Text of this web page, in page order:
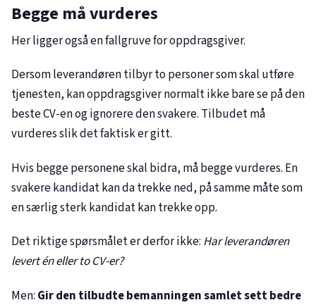
Begge må vurderes
Her ligger også en fallgruve for oppdragsgiver.
Dersom leverandøren tilbyr to personer som skal utføre
tjenesten, kan oppdragsgiver normalt ikke bare se på den
beste CV-en og ignorere den svakere. Tilbudet må
vurderes slik det faktisk er gitt.
Hvis begge personene skal bidra, må begge vurderes. En
svakere kandidat kan da trekke ned, på samme måte som
en særlig sterk kandidat kan trekke opp.
Det riktige spørsmålet er derfor ikke: Har leverandøren
levert én eller to CV-er?
Men: Gir den tilbudte bemanningen samlet sett bedre